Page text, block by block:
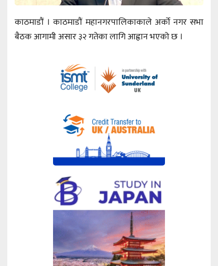
काठमाडौं । काठमाडौं महानगरपालिकाकाले अर्को नगर सभा
बैठक आगामी असार ३२ गतेका लागि आह्वान भएको छ ।